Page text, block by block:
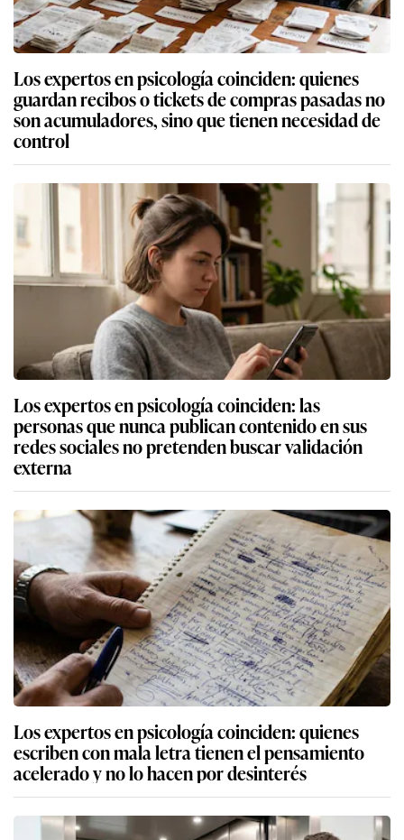
Los expertos en psicología coinciden: quienes
guardan recibos o tickets de compras pasadas no
son acumuladores, sino que tienen necesidad de
control
Los expertos en psicología coinciden: las
personas que nunca publican contenido en sus
redes sociales no pretenden buscar validación
externa
Los expertos en psicología coinciden: quienes
escriben con mala letra tienen el pensamiento
acelerado y no lo hacen por desinterés